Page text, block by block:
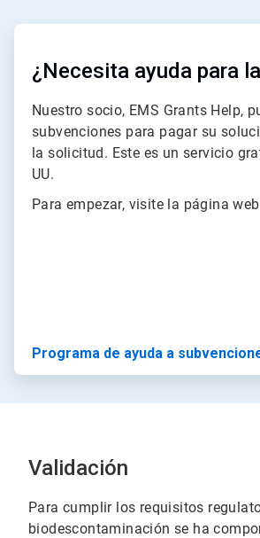
ArticleTile
¿Necesita ayuda para
Nuestro socio, EMS Grants Help,
subvenciones para pagar su
la solicitud. Este es un servicio
UU.
Para empezar, visite la página
Programa de ayuda a
Validación
Para cumplir los requisitos
biodescontaminación se ha